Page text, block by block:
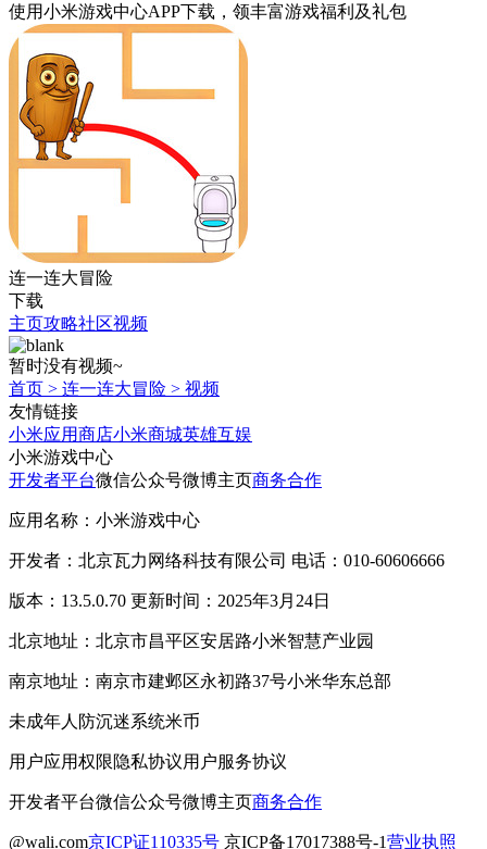
使用小米游戏中心APP下载 ，领丰富游戏福利 及礼包
连一连大冒险
下载
主页攻略社区视频
暂时没有视频~
首页 > 连一连大冒险 > 视频
友情链接
小米应用商店小米商城英雄互娱
小米游戏中心
开发者平台微信公众号微博主页商务合作
应用名称：小米游戏中心
开发者：北京瓦力网络科技有限公司 电话：010-60606666
版本：13.5.0.70 更新时间：2025年3月24日
北京地址：北京市昌平区安居路小米智慧产业园
南京地址：南京市建邺区永初路37号小米华东总部
未成年人防沉迷系统米币
用户应用权限隐私协议用户服务协议
开发者平台微信公众号微博主页商务合作
@wali.com京ICP证110335号 京ICP备17017388号-1营业执照